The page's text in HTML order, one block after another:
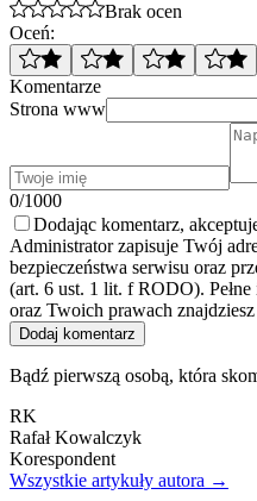
Brak ocen
Oceń:
Komentarze
Strona www
0/1000
Dodając komentarz,
Administrator zapisuje Twój
bezpieczeństwa serwisu oraz
(art. 6 ust. 1 lit. f RODO).
oraz Twoich prawach
Dodaj komentarz
Bądź pierwszą osobą, która
RK
Rafał Kowalczyk
Korespondent
Wszystkie artykuły autora →